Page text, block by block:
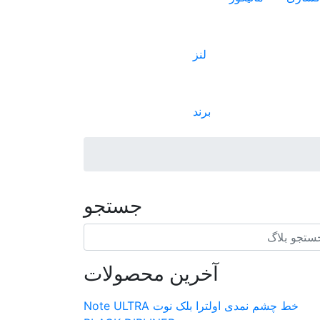
لنز
برند
جستجو
آخرین محصولات
خط چشم نمدی اولترا بلک نوت Note ULTRA